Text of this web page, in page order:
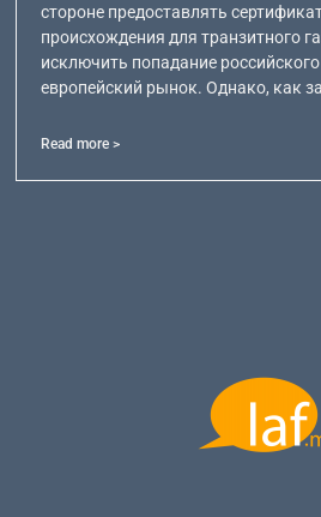
стороне предоставлять
происхождения для транзитного
исключить попадание
европейский рынок. Однако, как
Read more >